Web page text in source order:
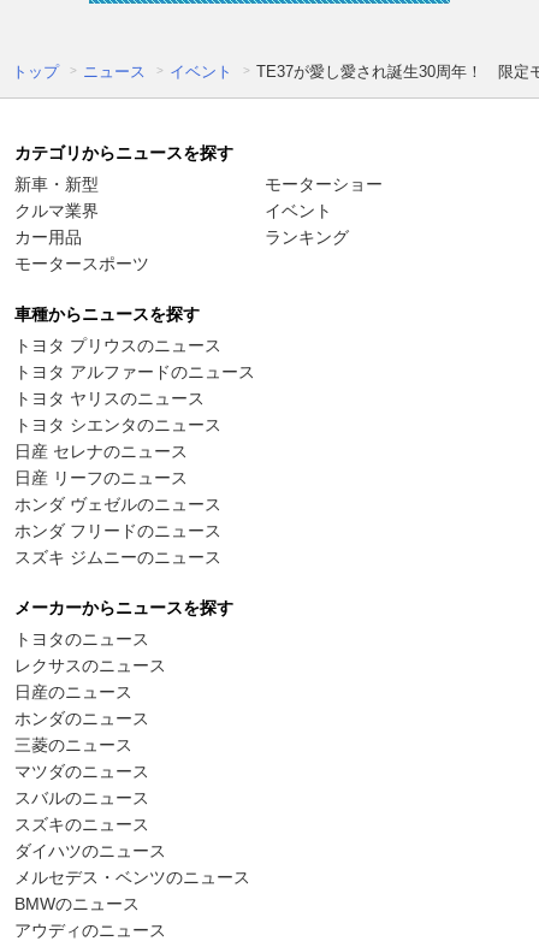
トップ ニュース イベント TE37が愛し愛され誕生30周年！ 限定
カテゴリからニュースを探す
新車・新型
クルマ業界
カー用品
モータースポーツ
モーターショー
イベント
ランキング
車種からニュースを探す
トヨタ プリウスのニュース
トヨタ アルファードのニュース
トヨタ ヤリスのニュース
トヨタ シエンタのニュース
日産 セレナのニュース
日産 リーフのニュース
ホンダ ヴェゼルのニュース
ホンダ フリードのニュース
スズキ ジムニーのニュース
メーカーからニュースを探す
トヨタのニュース
レクサスのニュース
日産のニュース
ホンダのニュース
三菱のニュース
マツダのニュース
スバルのニュース
スズキのニュース
ダイハツのニュース
メルセデス・ベンツのニュース
BMWのニュース
アウディのニュース